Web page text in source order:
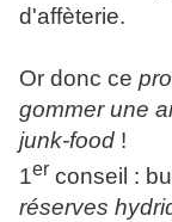
d'affèterie.
Or donc ce
gommer une
junk-food !
1er conseil :
réserves